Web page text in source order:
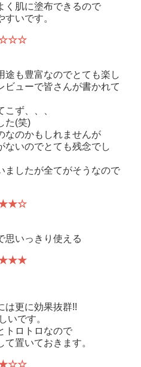
く肌に塗布できるので
いです。
途も豊富なのでとても楽し
ビューで皆さんが書かれて
ず、、、
た(笑)
なのかもしれませんが
ないのでとても残念でし
ましたが全てがそうなので
思いっきり使える
は更に効果抜群!!
いです。
トロトロなので
置いておきます。